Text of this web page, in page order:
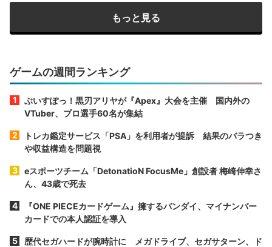
もっと見る
ゲームの週間ランキング
ぶいすぽっ！黒刃アリヤが『Apex』大会を主催 国内外の
VTuber、プロ選手60名が集結
トレカ鑑定サービス「PSA」を利用者が提訴 結果のバラつき
や収益構造を問題視
eスポーツチーム「DetonatioN FocusMe」創設者 梅崎伸幸さ
ん、43歳で死去
『ONE PIECEカードゲーム』擁するバンダイ、マイナンバー
カードでの本人認証を導入
歴代セガハードが腕時計に メガドライブ、セガサターン、ド